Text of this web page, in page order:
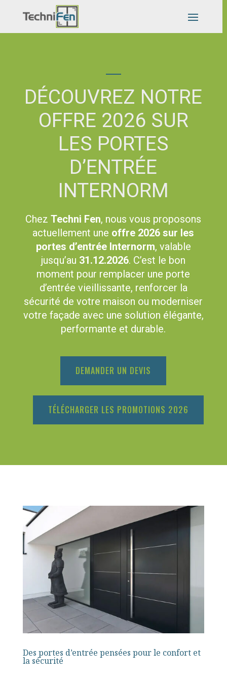
DÉCOUVREZ NOTRE
OFFRE 2026 SUR
LES PORTES
D’ENTRÉE
INTERNORM
ChezTechni Fen, nous vous proposons
actuellement une offre 2026 sur les
portes d’entrée Internorm, valable
jusqu’au 31.12.2026. C’est le bon
moment pour remplacer une porte
d’entrée vieillissante, renforcer la
sécurité de votre maison ou moderniser
votre façade avec une solution élégante,
performante et durable.
DEMANDER UN DEVIS
TÉLÉCHARGER LES PROMOTIONS 2026
Des portes d’entrée pensées pour le confort et
la sécurité